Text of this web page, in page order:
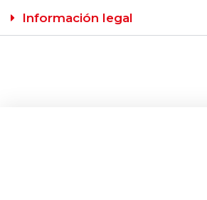
Información legal